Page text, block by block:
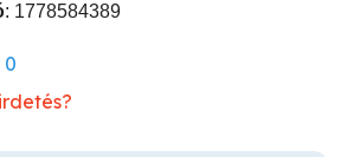
: 1778584389
0